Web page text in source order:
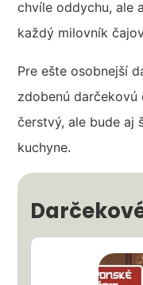
chvíle oddychu, ale
každý milovník
Pre ešte osobnejší
zdobenú darčekovú
čerstvý, ale bude aj
kuchyne.